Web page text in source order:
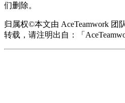
们删除。
归属权©本文由 AceTeamwork 团
转载，请注明出自：「